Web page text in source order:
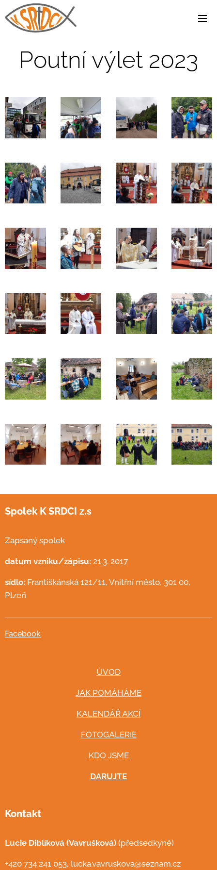
Poutní výlet 2023
Spolek K SRDCI z.s
Zapsaný spolek
datum vzniku/zápisu: 21.3. 2017
sídlo: Františkánská 121/11, Vnitřní město, 301 00,
Plzeň
Facebook
ÚVOD
JAK POMÁHÁME
KALENDÁŘ AKCÍ
FOTOGALERIE
KDO JSME
DARUJTE
Kontakt
Lucie Diblíková (Vavrušková) (předsedkyně)
+420 734 241 053, lucka.vavruskova@seznam.cz